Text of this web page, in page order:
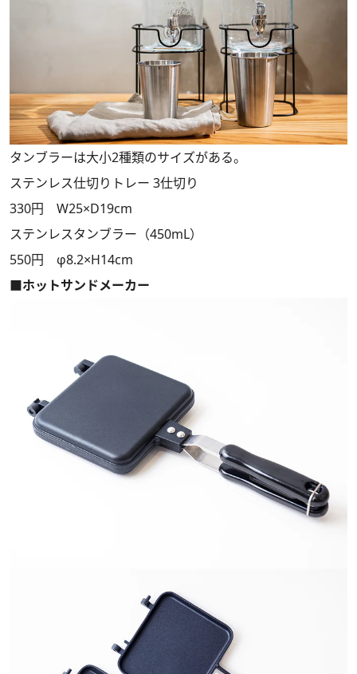
タンブラーは大小2種類のサイズがある。
ステンレス仕切りトレー 3仕切り
330円 W25×D19cm
ステンレスタンブラー（450mL）
550円 φ8.2×H14cm
■ホットサンドメーカー